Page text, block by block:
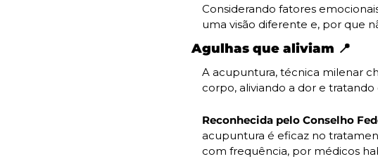
Considerando fatores
uma visão diferente e, por que
Agulhas que aliviam 📍
A acupuntura, técnica milenar
corpo, aliviando a dor e tratando
Reconhecida pelo Conselho
acupuntura é eficaz no
com frequência, por médicos